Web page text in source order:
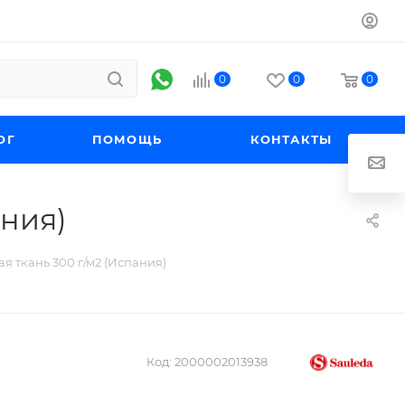
0 0 0
ПОМОЩЬ КОНТАКТЫ
ткань 300 г/м2 (Испания)
Код: 2000002013938